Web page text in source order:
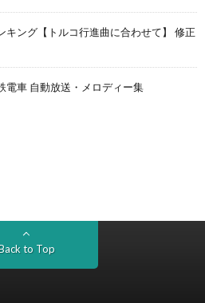
キング【トルコ行進曲に合わせて】 修正
電車 自動放送・メロディー集
to Top